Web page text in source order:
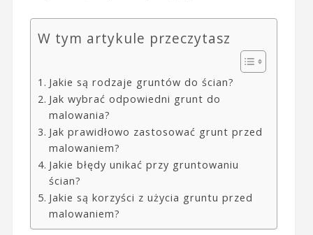
W tym artykule przeczytasz
Jakie są rodzaje gruntów do ścian?
Jak wybrać odpowiedni grunt do
malowania?
Jak prawidłowo zastosować grunt przed
malowaniem?
Jakie błędy unikać przy gruntowaniu
ścian?
Jakie są korzyści z użycia gruntu przed
malowaniem?